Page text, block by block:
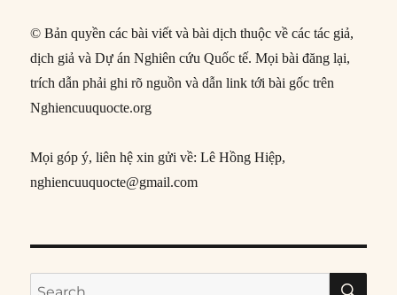
© Bản quyền các bài viết và bài dịch thuộc về các tác giả,
dịch giả và Dự án Nghiên cứu Quốc tế. Mọi bài đăng lại,
trích dẫn phải ghi rõ nguồn và dẫn link tới bài gốc trên
Nghiencuuquocte.org
Mọi góp ý, liên hệ xin gửi về: Lê Hồng Hiệp,
nghiencuuquocte@gmail.com
Search